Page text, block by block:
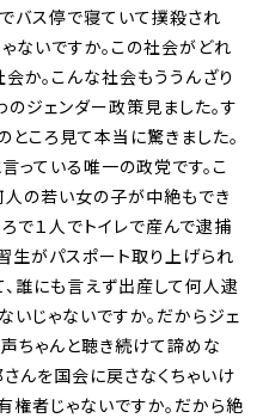
バス停で寝ていて撲殺され
ないですか。この社会がどれ
か。こんな社会もううんざり
ジェンダー政策見ました。す
ところ見て本当に驚きました。
っている唯一の政党です。こ
人の若い女の子が中絶もでき
で１人でトイレで産んで逮捕
生がパスポート取り上げられ
誰にも言えず出産して何人逮
じゃないですか。だからジェ
ちゃんと聴き続けて諦めな
んを国会に戻さなくちゃいけ
権者じゃないですか。だから絶